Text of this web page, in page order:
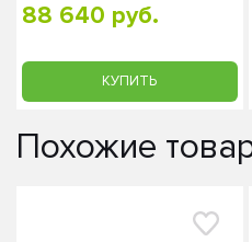
88 640 руб.
КУПИТЬ
Похожие